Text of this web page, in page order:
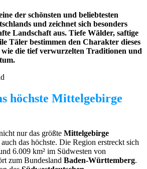
der schönsten und beliebtesten
und zeichnet sich besonders
Landschaft aus. Tiefe Wälder, saftige
Täler bestimmen den Charakter dieses
wie die tief verwurzelten Traditionen und
höchste Mittelgebirge
nur das größte Mittelgebirge
das höchste. Die Region erstreckt sich
6.009 km² im Südwesten von
zum Bundesland Baden-Württemberg.